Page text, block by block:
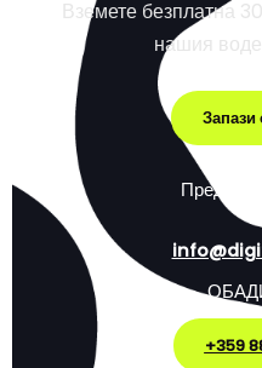
Вземете безплатна
нашия
Запази
+359